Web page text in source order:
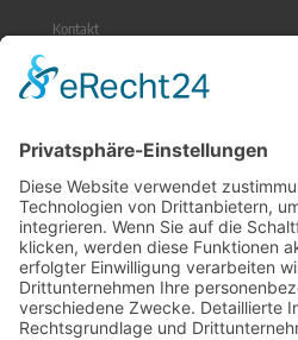
Kontakt
Sitemap
Widerrufsrecht
Zahlungsmethoden